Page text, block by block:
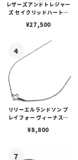
レザーズアンドトレジャー
ズ セイクリッドハートピ
¥27,500
リリーエルランドソン プ
レイフォー ヴィーナスチ
¥8,800